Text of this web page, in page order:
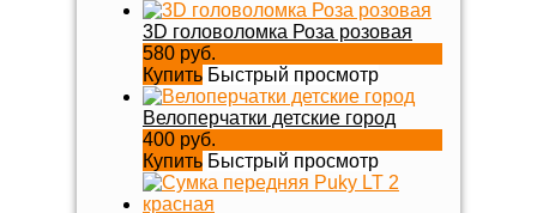
3D головоломка Роза розовая
580 руб.
Купить Быстрый просмотр
Велоперчатки детские город
400 руб.
Купить Быстрый просмотр